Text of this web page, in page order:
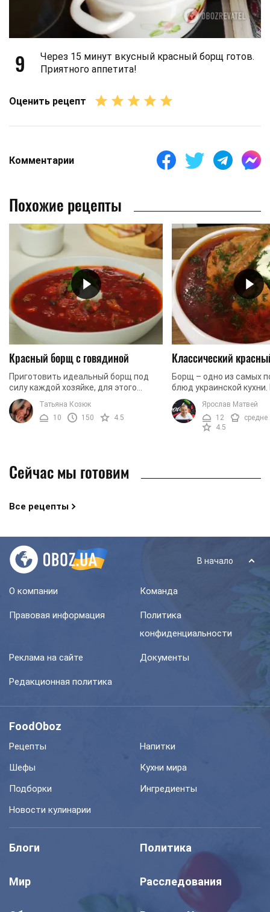
9
Через 15 минут вкусный красный борщ готов.
Приятного аппетита!
Оценить рецепт
Комментарии
Похожие рецепты
Красный борщ с говядиной
Приготовить идеальный борщ под
силу каждой хозяйке, для этого
достаточно иметь большое желание
и следовать нашему рецепту.
Татьяна Козюк
10
150 4.5
Классический
Борщ – одно из самых
блюд украинской
со времен Киевской
готовили из борщевика
пошло название ...
Ярослав Матвей
12
средне
4.5
Сейчас мы готовим
Все рецепты
В начало
О компании Команда
Правовая информация
Политика
конфиденциальности
Реклама на сайте Документы
Редакционная политика
FoodOboz
Рецепты
Напитки
Шефы
Кухни мира
Подборки
Ингредиенты
Новости кулинарии
Блоги Политика
Мир Расследования